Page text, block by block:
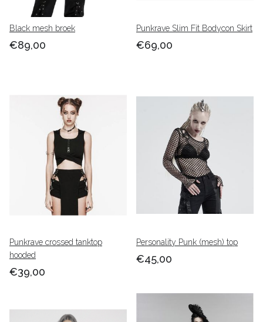
Black mesh broek
€89,00
Punkrave Slim Fit Bodycon Skirt
€69,00
Punkrave crossed tanktop
hooded
€39,00
Personality Punk (mesh) top
€45,00